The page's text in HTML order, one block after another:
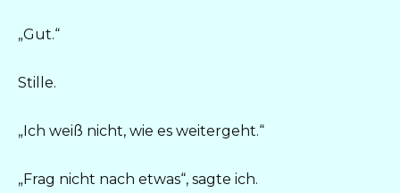
„Gut.“
Stille.
„Ich weiß nicht, wie es weitergeht.“
„Frag nicht nach etwas“, sagte ich.